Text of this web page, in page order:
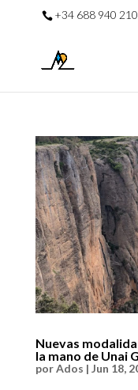
+34 688 940 210
Nuevas
la mano de Unai
porAdos | Jun 18,